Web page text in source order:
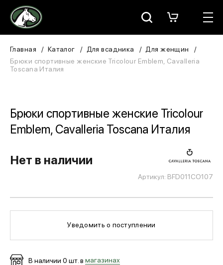
Москва
Для всадника
В конюшню
Для собаки
МЕДИА
Главная Каталог Для всадника
Для женщин
Брюки спортивные женские Tricolour Emblem, Cavalleria
Toscana Италия
Брюки спортивные женские Tricolour
Emblem, Cavalleria Toscana Италия
Артикул: BFD011CO107
Нет в наличии
Уведомить о поступлении
В наличии 0 шт. в магазинах